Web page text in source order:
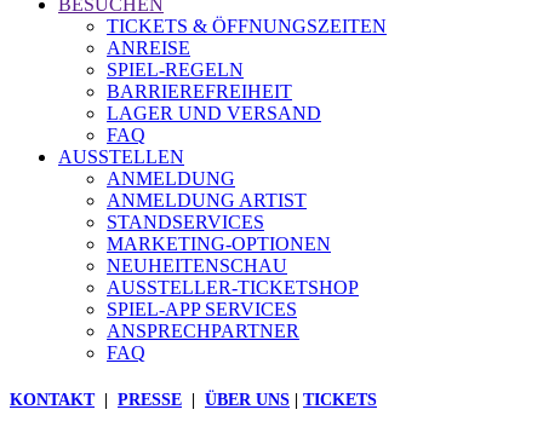
BESUCHEN
TICKETS & ÖFFNUNGSZEITEN
ANREISE
SPIEL-REGELN
BARRIEREFREIHEIT
LAGER UND VERSAND
FAQ
AUSSTELLEN
ANMELDUNG
ANMELDUNG ARTIST
STANDSERVICES
MARKETING-OPTIONEN
NEUHEITENSCHAU
AUSSTELLER-TICKETSHOP
SPIEL-APP SERVICES
ANSPRECHPARTNER
FAQ
KONTAKT| PRESSE ÜBER UNS TICKETS